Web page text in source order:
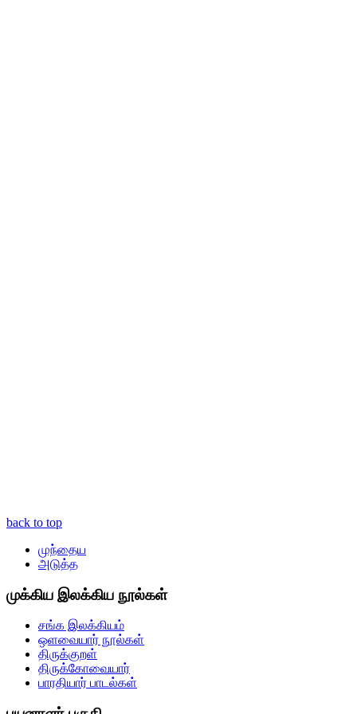
back to top
முந்தைய
அடுத்த
முக்கிய இலக்கிய நூல்கள்
சங்க இலக்கியம்
ஒளவையார் நூல்கள்
திருக்குறள்
திருக்கோவையார்
பாரதியார் பாடல்கள்